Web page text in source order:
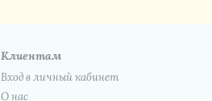
Клиентам
Вход в личный кабинет
О нас